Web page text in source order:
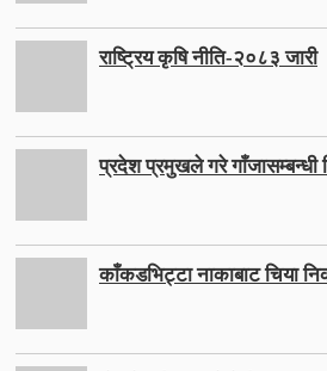
राष्ट्रिय कृषि नीति-२०८३ जारी
प्रदेश प्रमुखले गरे गाँजासम्बन्धी
काँकडभिट्टा नाकाबाट चिया